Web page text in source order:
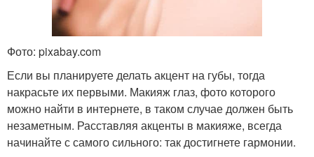
Фото: pixabay.com
Если вы планируете делать акцент на губы, тогда
накрасьте их первыми. Макияж глаз, фото которого
можно найти в интернете, в таком случае должен быть
незаметным. Расставляя акценты в макияже, всегда
начинайте с самого сильного: так достигнете гармонии.